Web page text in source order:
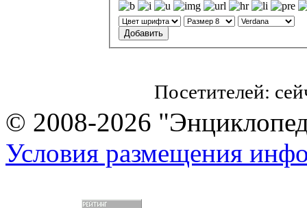
Посетителей:
© 2008-2026
Условия размещения